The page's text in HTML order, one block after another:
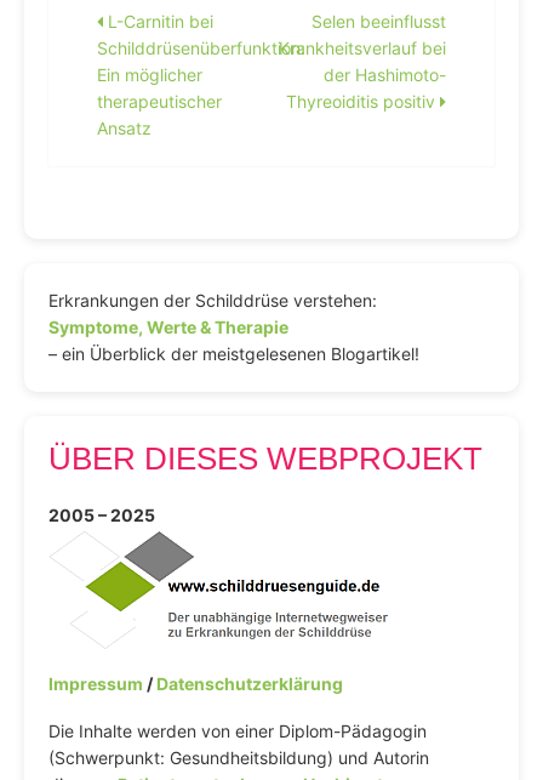
Beitragsnavigation
L-Carnitin bei
Schilddrüsenüberfunktion:
Ein möglicher
therapeutischer
Ansatz
Selen beeinflusst
Krankheitsverlauf bei
der Hashimoto-
Thyreoiditis positiv
Erkrankungen der Schilddrüse verstehen:
Symptome, Werte & Therapie
– ein Überblick der meistgelesenen Blogartikel!
ÜBER DIESES WEBPROJEKT
2005 – 2025
Impressum /Datenschutzerklärung
Die Inhalte werden von einer Diplom-Pädagogin
(Schwerpunkt: Gesundheitsbildung) und Autorin